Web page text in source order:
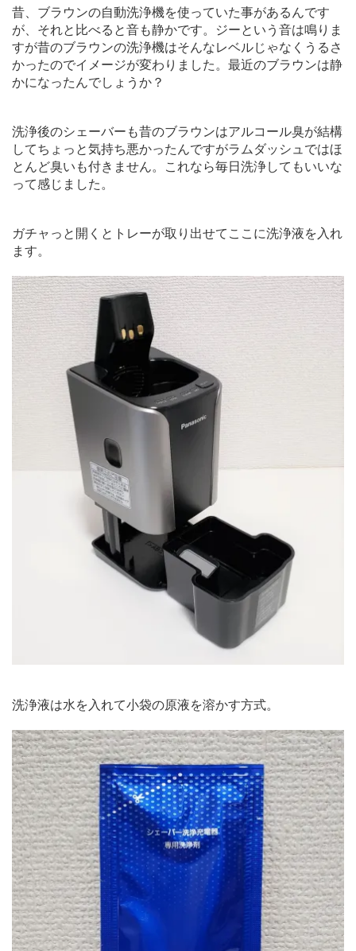
昔、ブラウンの自動洗浄機を使っていた事があるんです
が、それと比べると音も静かです。ジーという音は鳴りま
すが昔のブラウンの洗浄機はそんなレベルじゃなくうるさ
かったのでイメージが変わりました。最近のブラウンは静
かになったんでしょうか？
洗浄後のシェーバーも昔のブラウンはアルコール臭が結構
してちょっと気持ち悪かったんですがラムダッシュではほ
とんど臭いも付きません。これなら毎日洗浄してもいいな
って感じました。
ガチャっと開くとトレーが取り出せてここに洗浄液を入れ
ます。
洗浄液は水を入れて小袋の原液を溶かす方式。